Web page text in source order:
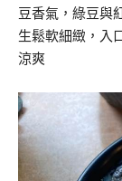
豆香氣，綠豆與
生鬆軟細緻，入
涼爽